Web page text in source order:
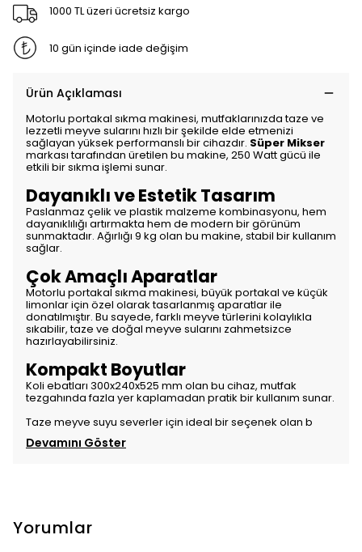
1000 TL üzeri ücretsiz kargo
10 gün içinde iade değişim
Ürün Açıklaması
Motorlu portakal sıkma makinesi, mutfaklarınızda taze ve
lezzetli meyve sularını hızlı bir şekilde elde etmenizi
sağlayan yüksek performanslı bir cihazdır. Süper Mikser
markası tarafından üretilen bu makine, 250 Watt gücü ile
etkili bir sıkma işlemi sunar.
Dayanıklı ve Estetik Tasarım
Paslanmaz çelik ve plastik malzeme kombinasyonu, hem
dayanıklılığı artırmakta hem de modern bir görünüm
sunmaktadır. Ağırlığı 9 kg olan bu makine, stabil bir kullanım
sağlar.
Çok Amaçlı Aparatlar
Motorlu portakal sıkma makinesi, büyük portakal ve küçük
limonlar için özel olarak tasarlanmış aparatlar ile
donatılmıştır. Bu sayede, farklı meyve türlerini kolaylıkla
sıkabilir, taze ve doğal meyve sularını zahmetsizce
hazırlayabilirsiniz.
Kompakt Boyutlar
Koli ebatları 300x240x525 mm olan bu cihaz, mutfak
tezgahında fazla yer kaplamadan pratik bir kullanım sunar.
Taze meyve suyu severler için ideal bir seçenek olan b
Devamını Göster
Yorumlar